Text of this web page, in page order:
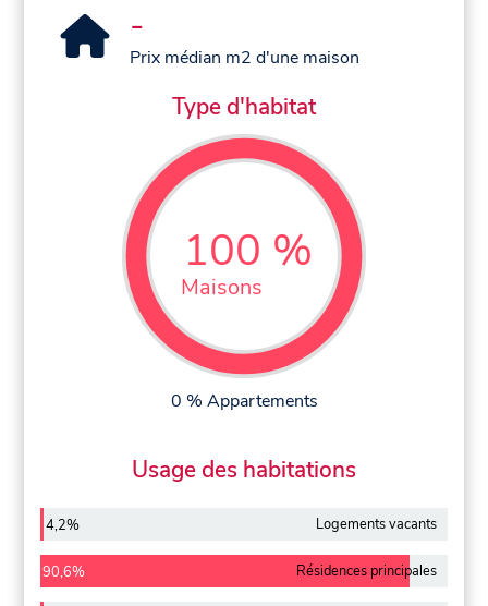
-
Prix médian m2 d'une maison
Type d'habitat
100 %
Maisons
0 % Appartements
Usage des habitations
4,2% Logements vacants
90,6% Résidences principales